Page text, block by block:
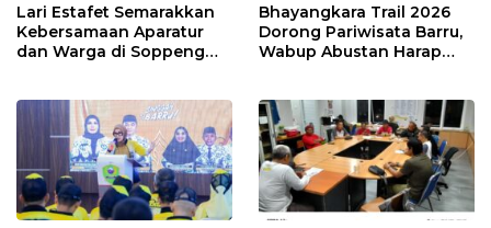
Lari Estafet Semarakkan
Kebersamaan Aparatur
dan Warga di Soppeng
Bhayangkara Trail 2026
Dorong Pariwisata Barru,
Wabup Abustan Harap